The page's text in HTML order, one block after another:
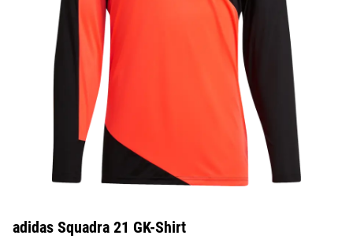
adidas Squadra 21 GK-Shirt